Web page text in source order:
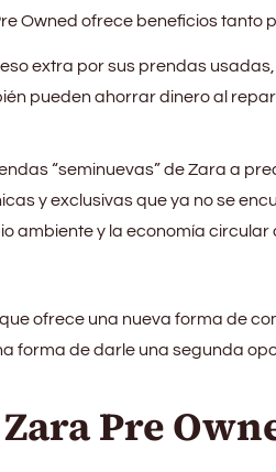
Owned ofrece beneficios tanto
extra por sus prendas
pueden ahorrar dinero al
“seminuevas” de Zara a
y exclusivas que ya no se
ambiente y la economía
ofrece una nueva forma de
forma de darle una segunda
Pre